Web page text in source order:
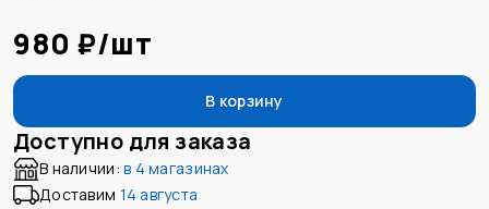
980 ₽/шт
В корзину
Доступно для заказа
В наличии: в 4 магазинах
Доставим 14 августа